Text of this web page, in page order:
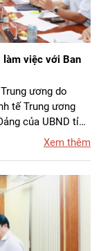
làm việc với Ban
ương do
tế Trung ương
của UBND tỉnh
hiện Nghị
tỉnh Khánh
Tuân - Phó Bí
Chủ tịch UBND
UBND
cùng lãnh đạo
Xem thêm